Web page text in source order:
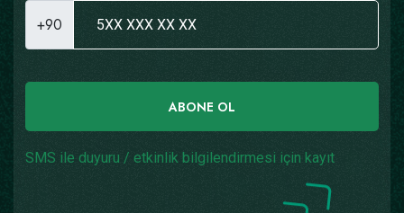
+90
ABONE OL
SMS ile duyuru / etkinlik bilgilendirmesi için kayıt